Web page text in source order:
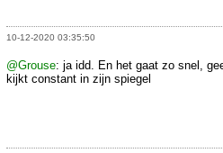
10-12-2020 03:35:50
@Grouse: ja idd. En het gaat zo snel,
kijkt constant in zijn spiegel